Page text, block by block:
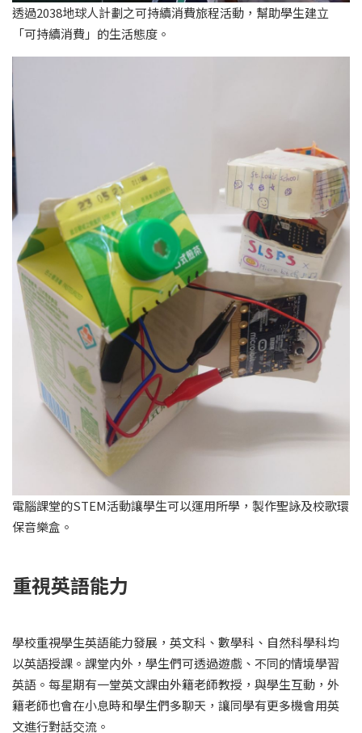
透過2038地球人計劃之可持續消費旅程活動，幫助學生建立
「可持續消費」的生活態度。
電腦課堂的STEM活動讓學生可以運用所學，製作聖詠及校歌環
保音樂盒。
重視英語能力
學校重視學生英語能力發展，英文科、數學科、自然科學科均
以英語授課。課堂内外，學生們可透過遊戲、不同的情境學習
英語。每星期有一堂英文課由外籍老師教授，與學生互動，外
籍老師也會在小息時和學生們多聊天，讓同學有更多機會用英
文進行對話交流。